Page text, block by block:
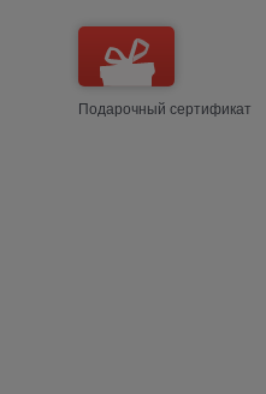
Подарочный сертификат